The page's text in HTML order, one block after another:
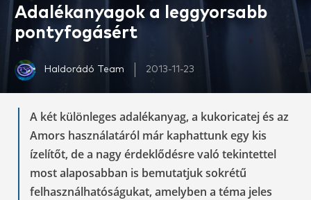
Adalékanyagok a leggyorsabb
pontyfogásért
Haldorádó Team 2013-11-23
A két különleges adalékanyag, a kukoricatej és az
Amors használatáról már kaphattunk egy kis
ízelítőt, de a nagy érdeklődésre való tekintettel
most alaposabban is bemutatjuk sokrétű
felhasználhatóságukat, amelyben a téma jeles